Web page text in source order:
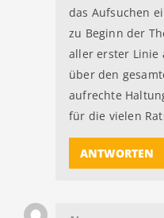
das Aufsuchen
zu Beginn der
aller erster Linie
über den
aufrechte
für die vielen
ANTWORTEN